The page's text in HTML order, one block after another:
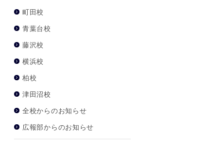
町田校
青葉台校
藤沢校
横浜校
柏校
津田沼校
全校からのお知らせ
広報部からのお知らせ